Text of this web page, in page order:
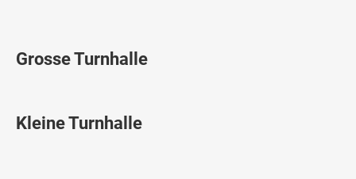
Grosse Turnhalle
Kleine Turnhalle